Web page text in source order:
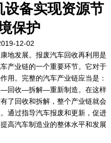
备实现资源节
保护
12-02
发展。报废汽车回收再利用是
产业链的一个重要环节。它对于
用。完整的汽车产业链应当是：
收—拆解—重新制造。在这样
了回收和拆解，整个产业链就会
通过指导汽车报废和更新，促进
高汽车制造业的整体水平和发展